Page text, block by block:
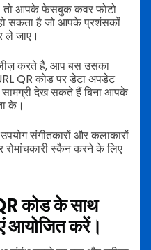
तो आपके फेसबुक कवर फोटो
सकता है जो आपके प्रशंसकों
ले जाए।
करते हैं, आप बस उसका
QR कोड पर डेटा अपडेट
देख सकते हैं बिना आपके
के।
संगीतकारों और कलाकारों
स्कैन करने के लिए
कोड के साथ
आयोजित करें।